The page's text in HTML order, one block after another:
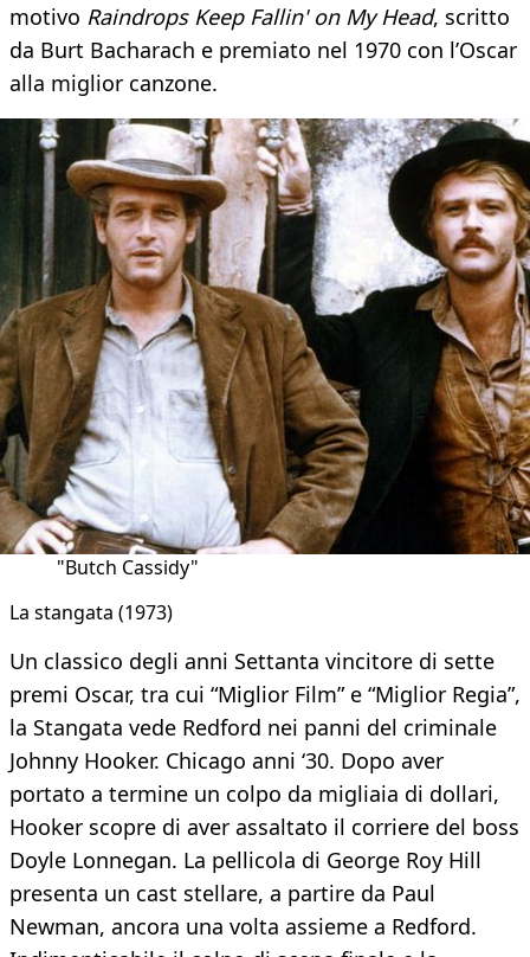
motivo Raindrops Keep Fallin' on My Head, scritto
da Burt Bacharach e premiato nel 1970 con l’Oscar
alla miglior canzone.
"Butch Cassidy"
La stangata (1973)
Un classico degli anni Settanta vincitore di sette
premi Oscar, tra cui “Miglior Film” e “Miglior Regia”,
la Stangata vede Redford nei panni del criminale
Johnny Hooker. Chicago anni ‘30. Dopo aver
portato a termine un colpo da migliaia di dollari,
Hooker scopre di aver assaltato il corriere del boss
Doyle Lonnegan. La pellicola di George Roy Hill
presenta un cast stellare, a partire da Paul
Newman, ancora una volta assieme a Redford.